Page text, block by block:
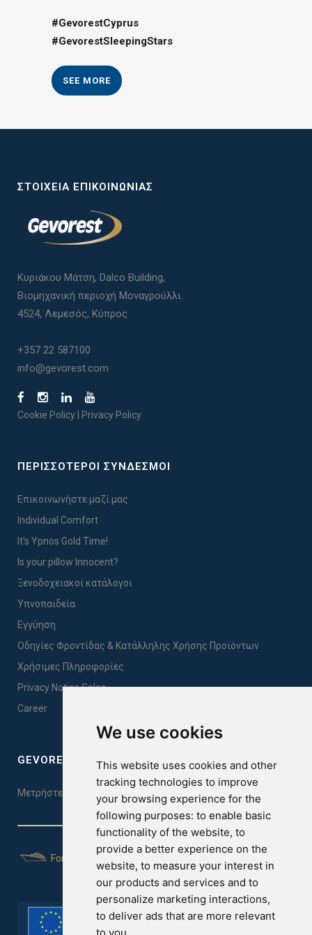
We use cookies
This website uses cookies and other
tracking technologies to improve
your browsing experience for the
following purposes: to enable basic
functionality of the website, to
provide a better experience on the
website, to measure your interest in
our products and services and to
personalize marketing interactions,
to deliver ads that are more relevant
#GevorestCyprus
#GevorestSleepingStars
SEE MORE
ΣΤΟΙΧΕΊΑ ΕΠΙΚΟΙΝΩΝΊΑΣ
Κυριάκου Μάτση, Dalco Building,
Βιομηχανική περιοχή Μοναγρούλλι
4524, Λεμεσός, Κύπρος
+357 22 587100
info@gevorest.com
Cookie Policy Privacy Policy
ΠΕΡΙΣΣΟΤΕΡΟΙ ΣΥΝΔΕΣΜΟΙ
Επικοινωνήστε μαζί μας
Individual Comfort
It's Ypnos Gold Time!
Is your pillow Innocent?
Ξενοδοχειακοί κατάλογοι
Υπνοπαιδεία
Εγγύηση
Οδηγίες Φροντίδας & Κατάλληλης Χρήσης Προϊόντων
Χρήσιμες Πληροφορίες
Privacy Notice Sales
Career
GEVOREST SLEEP QUALITY INDEX
Μετρήστε την ποιότητα του ύπνου σας. Κάντε το τεστ εδώ!
For Yachts